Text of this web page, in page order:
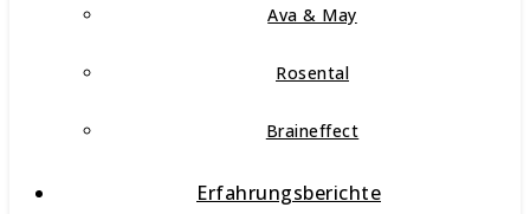
Ava & May
Rosental
Braineffect
Erfahrungsberichte